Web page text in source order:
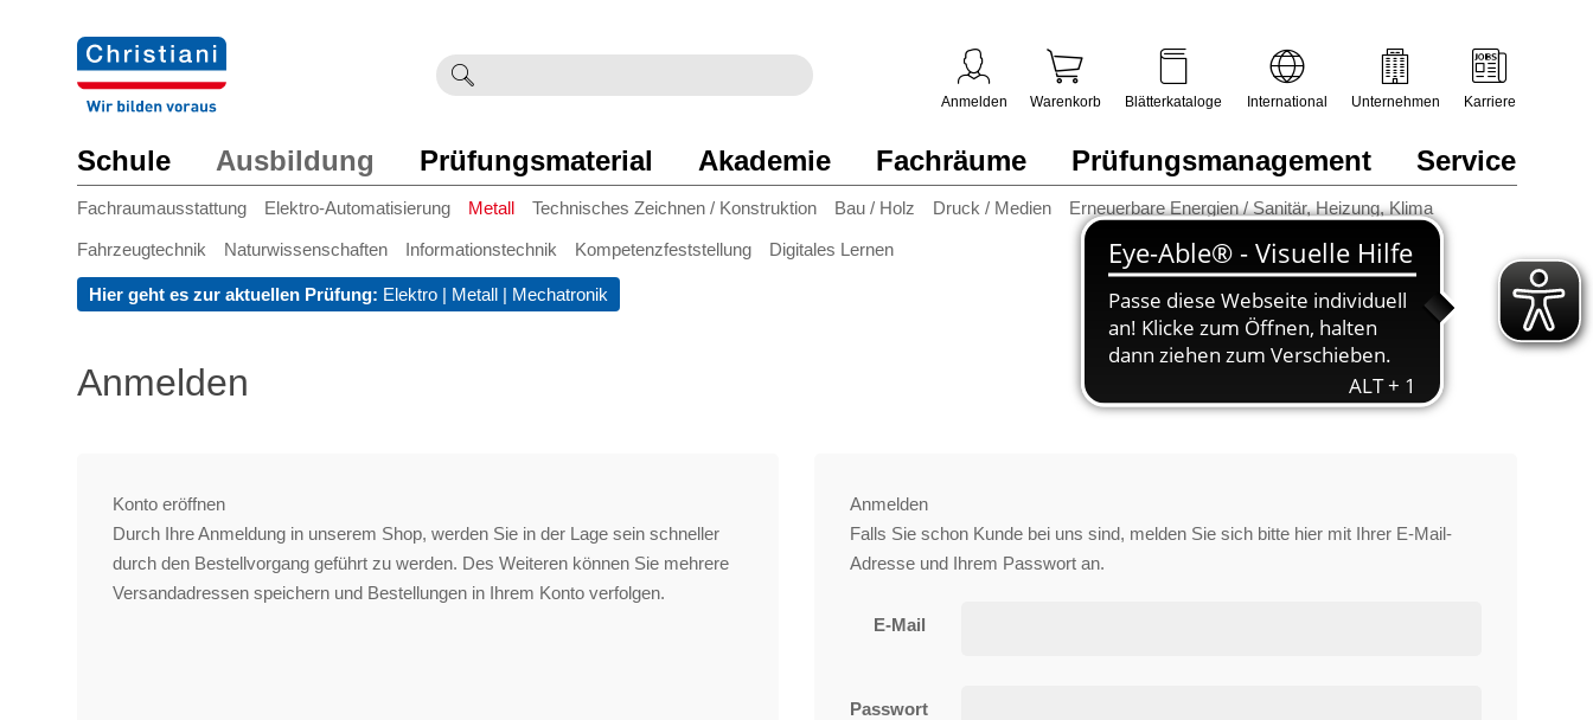
eingeben
Schule Ausbildung
Fachraumausstattung Elektro-Automatisierung Metall Technisches Zeichnen / Konstruktion Bau / Holz Druck / Medien Erneuerbare Energien / Sanitär, Heizung, Klima
Fahrzeugtechnik Naturwissenschaften Informationstechnik Kompetenzfeststellung Digitales Lernen
Prüfungsmaterial Akademie Fachräume Prüfungsmanagement Service
Hier geht es zur aktuellen Prüfung: Elektro | Metall | Mechatronik
Anmelden Warenkorb Blätterkataloge International Unternehmen Karriere
Anmelden
Konto eröffnen
Durch Ihre Anmeldung in unserem Shop, werden Sie in der Lage sein schneller
durch den Bestellvorgang geführt zu werden. Des Weiteren können Sie mehrere
Versandadressen speichern und Bestellungen in Ihrem Konto verfolgen.
Anmelden
Falls Sie schon Kunde bei uns sind, melden Sie sich bitte hier mit Ihrer E-Mail-
Adresse und Ihrem Passwort an.
E-Mail
Passwort